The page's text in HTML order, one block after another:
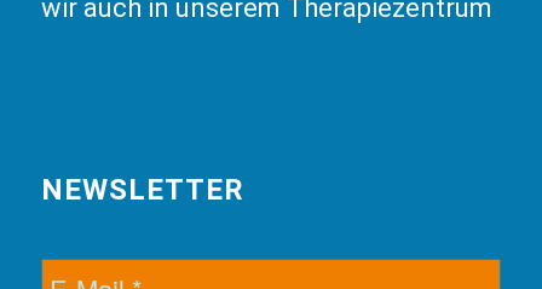
wir auch in unserem Therapiezentrum
NEWSLETTER